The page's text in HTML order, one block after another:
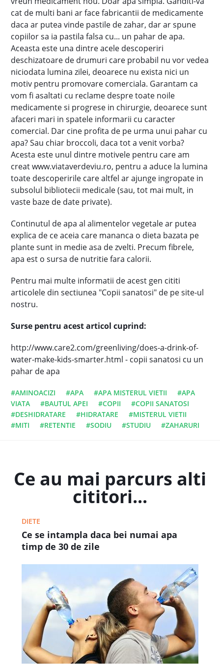
cat de multi bani ar face fabricantii de medicamente
daca ar putea vinde pastile de zahar, dar ar spune
copiilor sa ia pastila falsa cu... un pahar de apa.
Aceasta este una dintre acele descoperiri
deschizatoare de drumuri care probabil nu vor vedea
niciodata lumina zilei, deoarece nu exista nici un
motiv pentru promovare comerciala. Garantam ca
vom fi asaltati cu reclame despre toate noile
medicamente si progrese in chirurgie, deoarece sunt
afaceri mari in spatele informarii cu caracter
comercial. Dar cine profita de pe urma unui pahar cu
apa? Sau chiar broccoli, daca tot a venit vorba?
Acesta este unul dintre motivele pentru care am
creat www.viataverdeviu.ro, pentru a aduce la lumina
toate descoperirile care altfel ar ajunge ingropate in
subsolul bibliotecii medicale (sau, tot mai mult, in
vaste baze de date private).
Continutul de apa al alimentelor vegetale ar putea
explica de ce aceia care mananca o dieta bazata pe
plante sunt in medie asa de zvelti. Precum fibrele,
apa est o sursa de nutritie fara calorii.
Pentru mai multe informatii de acest gen cititi
articolele din sectiunea "Copii sanatosi" de pe site-ul
nostru.
Surse pentru acest articol cuprind:
http://www.care2.com/greenliving/does-a-drink-of-
water-make-kids-smarter.html - copii sanatosi cu un
pahar de apa
#AMINOACIZI #APA #APA MISTERUL VIETII
#APA
VIATA
#BAUTUL APEI #COPII
#COPII SANATOSI
#DESHIDRATARE
#HIDRATARE
#MISTERUL VIETII
#MITI
#RETENTIE #SODIU #STUDIU #ZAHARURI
Ce au mai parcurs alti
cititori...
DIETE
Ce se intampla daca bei numai apa
timp de 30 de zile